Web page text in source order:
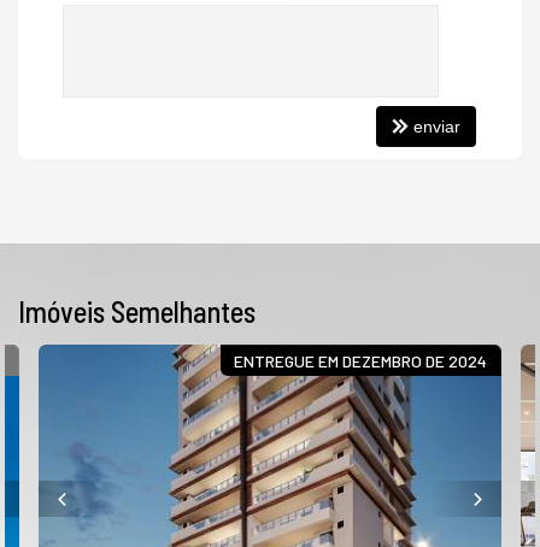
enviar
Imóveis Semelhantes
ENTREGUE EM DEZEMBRO DE 2024